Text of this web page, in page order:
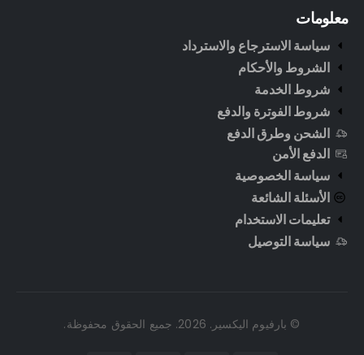
معلومات
سياسة الاسترجاع والاسترداد
الشروط والأحكام
شروط الخدمة
شروط الفوترة والدفع
الشحن وطرق الدفع
الدفع الأمن
سياسة الخصوصية
الأسئلة الشائعة
تعليمات الاستخدام
سياسة التوصيل
© بارفيوم اليكسير. 2026. جميع الحقوق محفوظة.